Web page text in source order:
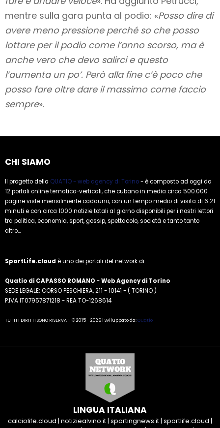
mentre sulla gara punta al podio: «Posso dire di
avere meno pressione perché so che posso
lottare per il podio come l’anno scorso, ma è
anche vero che devo salirci e questo
l’aumenta un po’. Però alla fine c’è poco che
posso fare oltre dare il massimo come faccio
sempre».
CHI SIAMO
Il progetto della QUATIO - web agency di Torino- è composto ad oggi da
12 portali online tematico-verticali, che cubano in media circa 500.000
pagine viste mensilmente cadauno, con un tempo medio di visita di 6:21
minuti e con circa 1000 notizie totali al giorno disponibili per i nostri lettori
tra politica, economia, sport, gossip, spettacolo, società e tanto tanto
altro...
SportLife.cloud è uno dei portali del network di:
Quatio di CAPASSO ROMANO -Web Agency di Torino
SEDE LEGALE: CORSO PESCHIERA, 211 - 10141 - ( TORINO )
P.IVA IT07957871218 - REA TO-1268614
TUTTI I DIRITTI SONO RISERVATI © 2015 - 2026 | Sviluppato da:Quatio
LINGUA ITALIANA
calciolife.cloud | notiziealvino.it| sportingnews.it| sportlife.cloud |